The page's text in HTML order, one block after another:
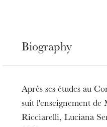
Biography
Après ses études au
suit l'enseignement
Ricciarelli, Luciana